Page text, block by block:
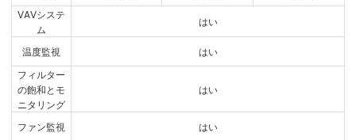
VAVシステ
ム
はい
温度監視
はい
フィルター
の飽和とモ
ニタリング
はい
ファン監視
はい